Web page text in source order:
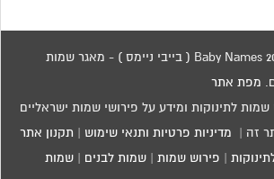
כל הזכויות שמורות 2015 Baby Names ( בייבי ניימס ) - מאגר שמות
מפת אתר
שמות לתינוקות ומידע על פירושי שמות ישראליים
זה | מדיניות פרטיות ותנאי שימוש תקנון אתר
פירוש שמות |שמות לבנים |שמות